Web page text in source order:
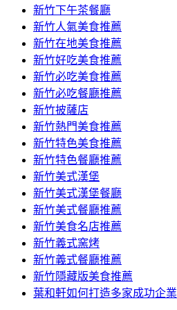
新竹下午茶餐廳
新竹人氣美食推薦
新竹在地美食推薦
新竹好吃美食推薦
新竹必吃美食推薦
新竹必吃餐廳推薦
新竹披薩店
新竹熱門美食推薦
新竹特色美食推薦
新竹特色餐廳推薦
新竹美式漢堡
新竹美式漢堡餐廳
新竹美式餐廳推薦
新竹美食名店推薦
新竹義式窯烤
新竹義式餐廳推薦
新竹隱藏版美食推薦
葉和軒如何打造多家成功企業